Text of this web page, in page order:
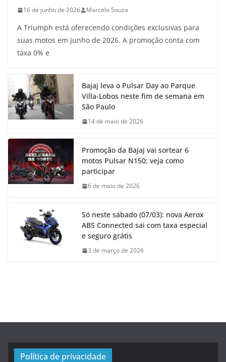
16 de junho de 2026 Marcelo Souza
A Triumph está oferecendo condições exclusivas para
suas motos em junho de 2026. A promoção conta com
taxa 0% e
Bajaj leva o Pulsar Day ao Parque
Villa-Lobos neste fim de semana em
São Paulo
14 de maio de 2026
Promoção da Bajaj vai sortear 6
motos Pulsar N150; veja como
participar
6 de maio de 2026
Só neste sábado (07/03): nova Aerox
ABS Connected sai com taxa especial
e seguro grátis
3 de março de 2026
Política de privacidade